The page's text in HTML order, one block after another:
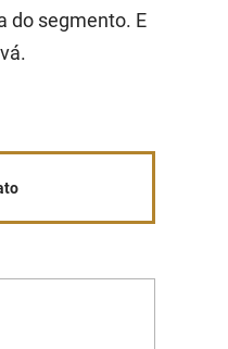
do segmento. E